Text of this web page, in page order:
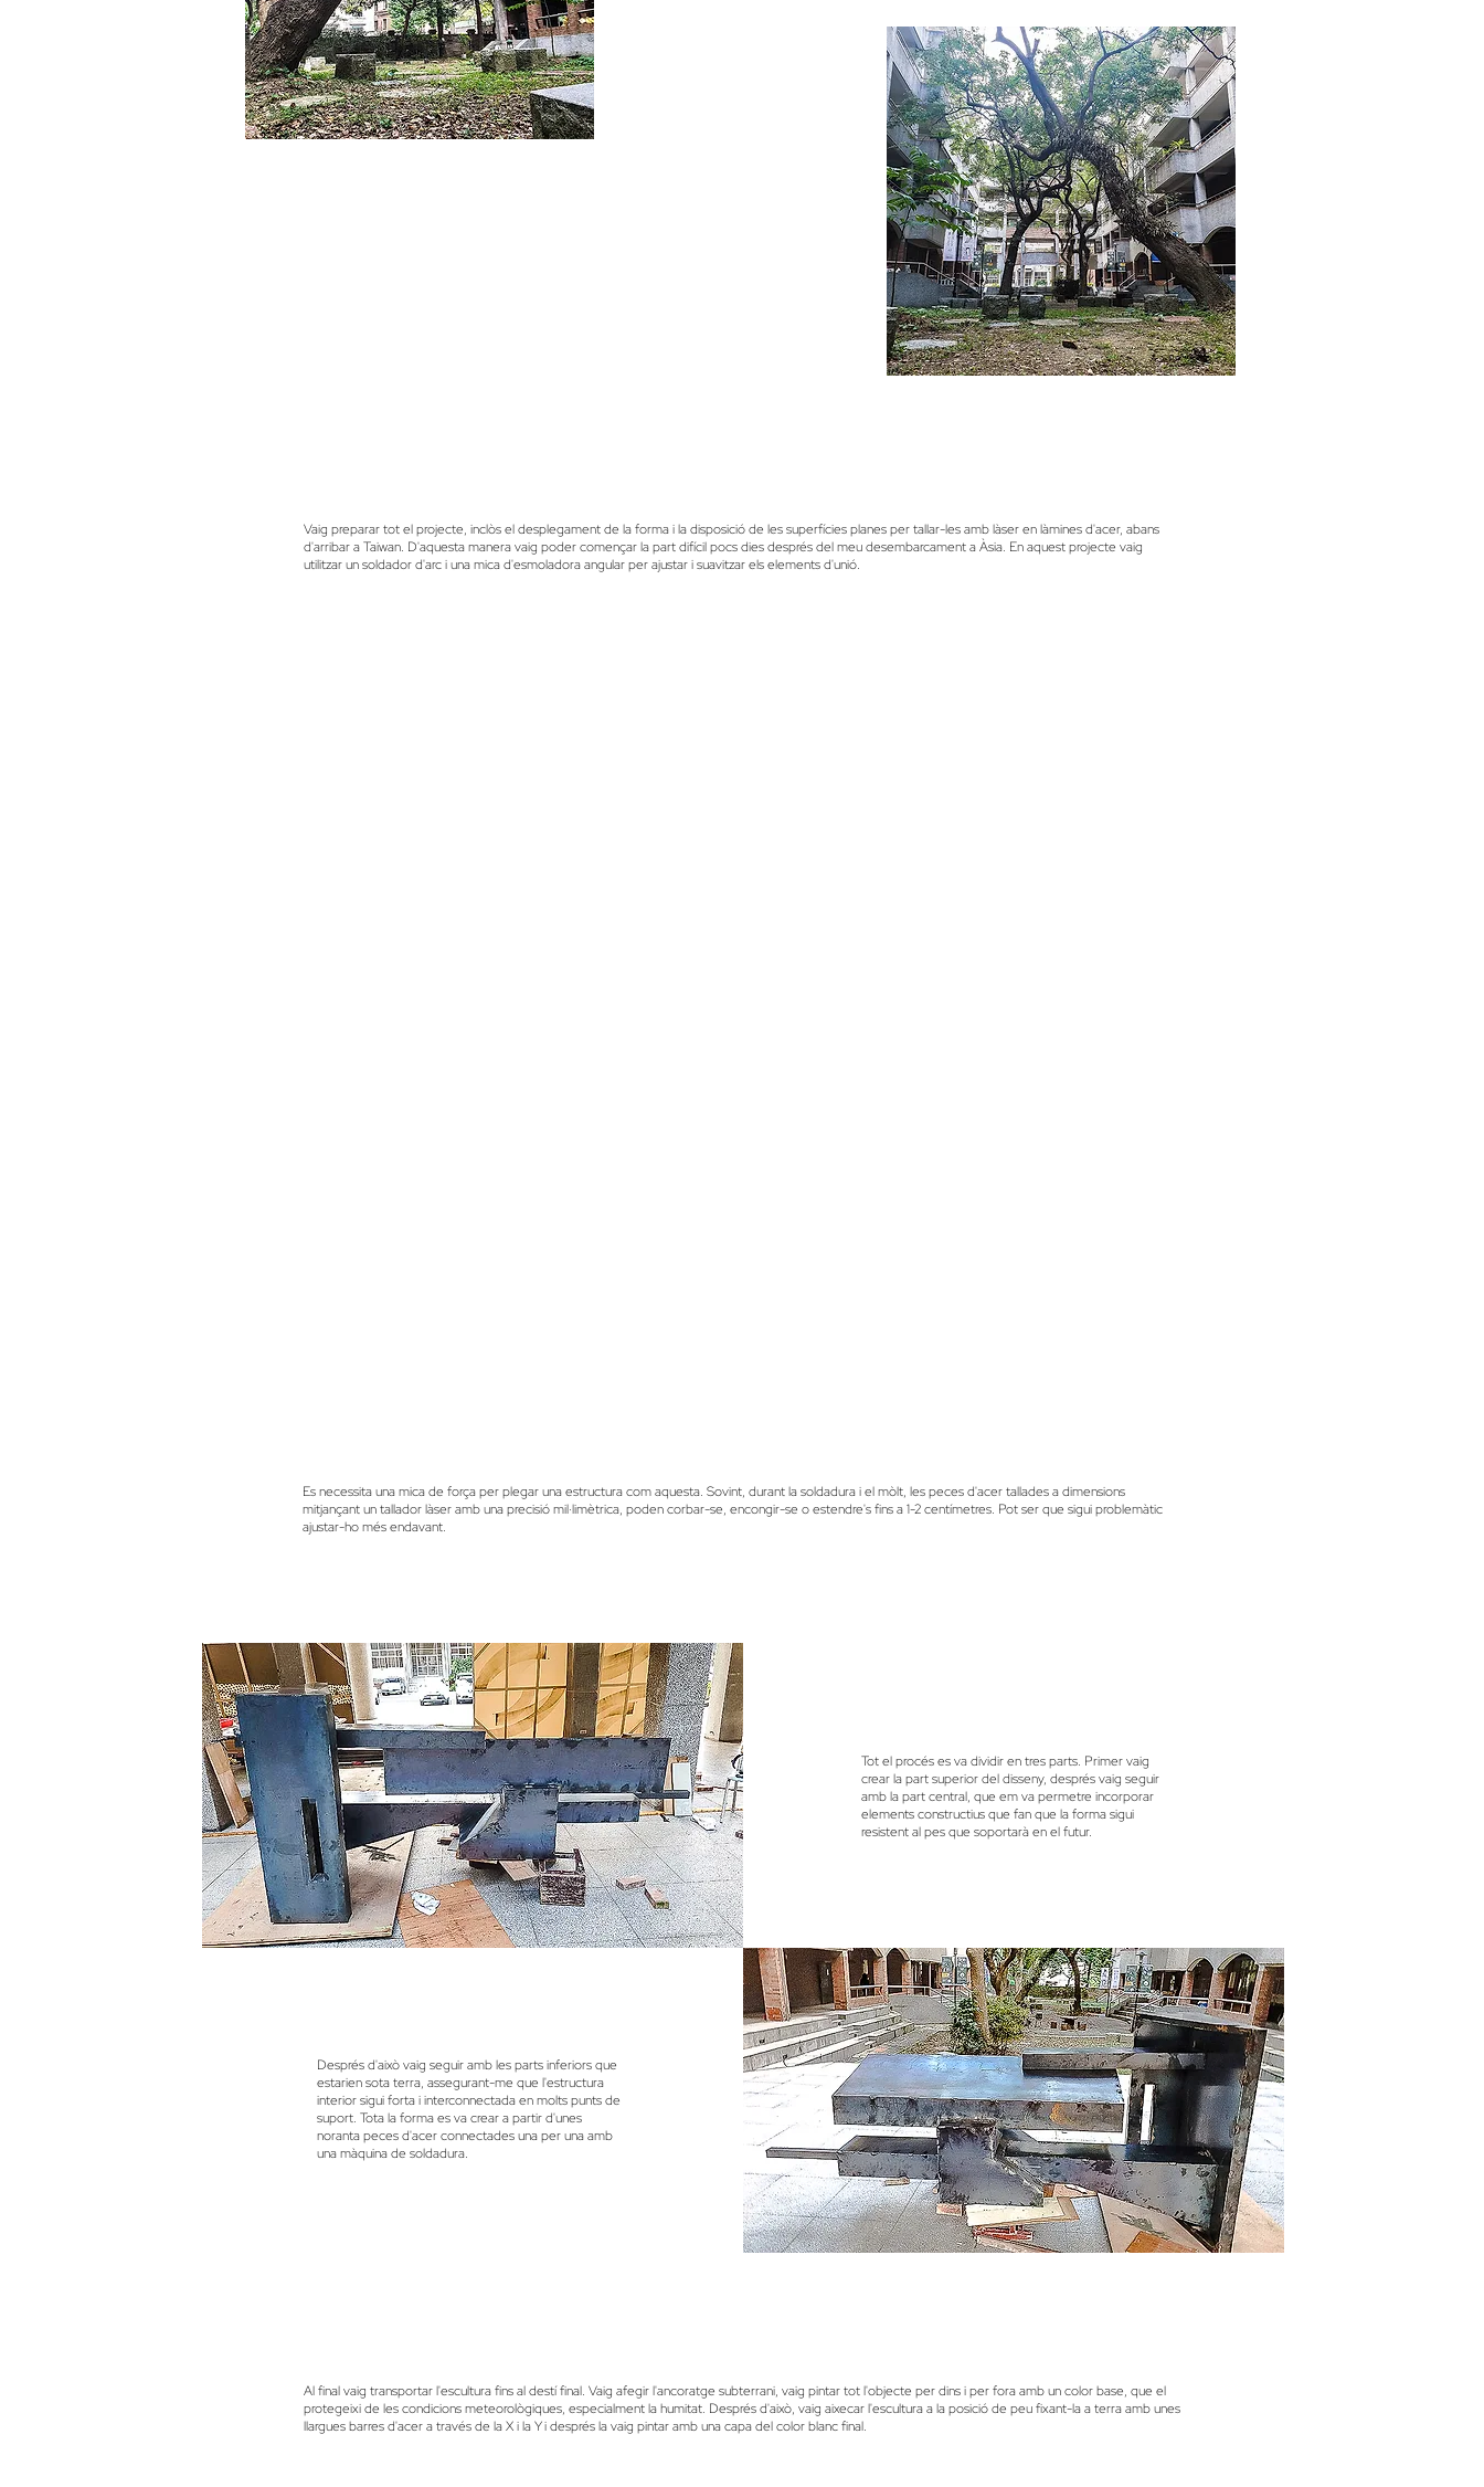
Vaig preparar tot el projecte, inclòs el desplegament de la forma i la disposició de les superfícies planes per tallar-les amb làser en làmines d'acer, abans
d'arribar a Taiwan. D'aquesta manera vaig poder començar la part difícil pocs dies després del meu desembarcament a Àsia. En aquest projecte vaig
utilitzar un soldador d'arc i una mica d'esmoladora angular per ajustar i suavitzar els elements d'unió.
Es necessita una mica de força per plegar una estructura com aquesta. Sovint, durant la soldadura i el mòlt, les peces d'acer tallades a dimensions
mitjançant un tallador làser amb una precisió mil·limètrica, poden corbar-se, encongir-se o estendre's fins a 1-2 centímetres. Pot ser que sigui problemàtic
ajustar-ho més endavant.
Tot el procés es va dividir en tres parts. Primer vaig
crear la part superior del disseny, després vaig seguir
amb la part central, que em va permetre incorporar
elements constructius que fan que la forma sigui
resistent al pes que soportarà en el futur.
Després d'això vaig seguir amb les parts inferiors que
estarien sota terra, assegurant-me que l'estructura
interior sigui forta i interconnectada en molts punts de
suport. Tota la forma es va crear a partir d'unes
noranta peces d'acer connectades una per una amb
una màquina de soldadura.
Al final vaig transportar l'escultura fins al destí final. Vaig afegir l'ancoratge subterrani, vaig pintar tot l'objecte per dins i per fora amb un color base, que el
protegeixi de les condicions meteorològiques, especialment la humitat. Després d'això, vaig aixecar l'escultura a la posició de peu fixant-la a terra amb unes
llargues barres d'acer a través de la X i la Y i després la vaig pintar amb una capa del color blanc final.